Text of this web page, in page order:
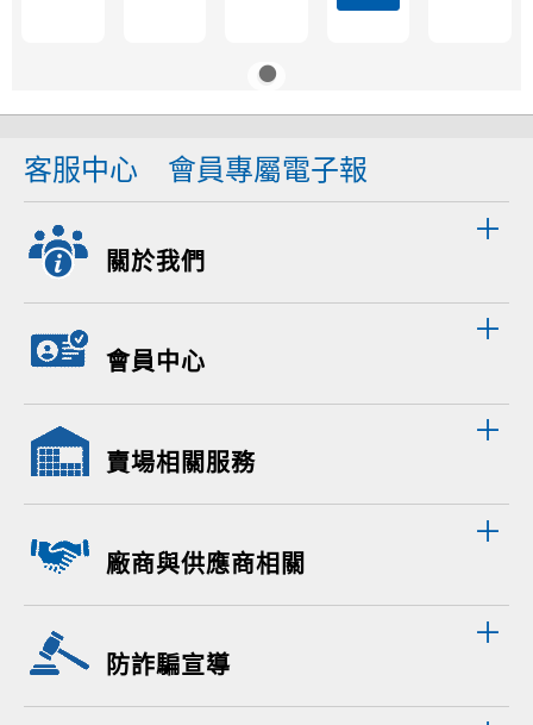
客服中心 會員專屬電子報
關於我們
會員中心
賣場相關服務
廠商與供應商相關
防詐騙宣導